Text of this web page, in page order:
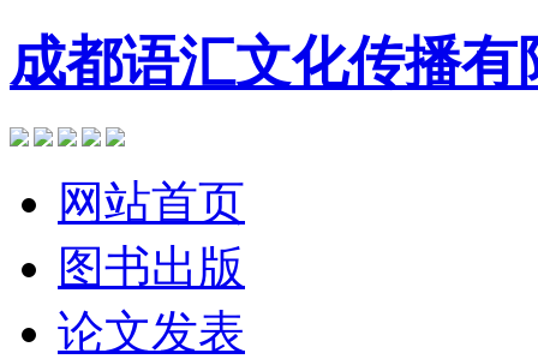
成都语汇文化传播有
网站首页
图书出版
论文发表